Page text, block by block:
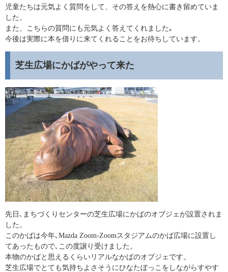
児童たちは元気よく質問をして、その答えを熱心に書き留めていま
した。
また、こちらの質問にも元気よく答えてくれました｡
今後は実際に本を借りに来てくれることをお待ちしています。
芝生広場にかばがやって来た
先日､まちづくりセンターの芝生広場にかばのオブジェが設置されま
した。
このかばは今年､Mazda Zoom-Zoomスタジアムのかば広場に設置し
てあったもので､この度譲り受けました。
本物のかばと思えるくらいリアルなかばのオブジェです。
芝生広場でとても気持ちよさそうにひなたぼっこをしながらすやす